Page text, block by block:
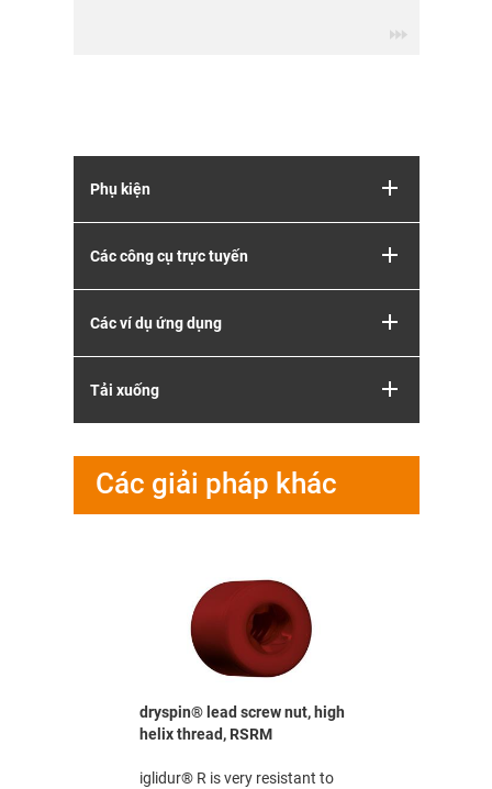
Phụ kiện
Các công cụ trực tuyến
Các ví dụ ứng dụng
Tải xuống
Các giải pháp khác
dryspin® lead screw nut, high
helix thread, RSRM
iglidur® R is very resistant to